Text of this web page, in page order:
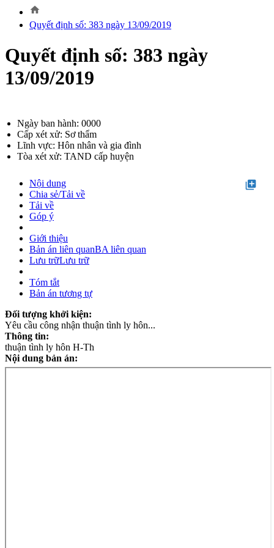
home
Quyết định số: 383 ngày 13/09/2019
Quyết định số: 383 ngày
13/09/2019
Ngày ban hành: 0000
Cấp xét xử: Sơ thẩm
Lĩnh vực: Hôn nhân và gia đình
Tòa xét xử: TAND cấp huyện
library_add
Nội dung
Chia sẻ/Tải về
Tải về
Góp ý
Giới thiệu
Bản án liên quanBA liên quan
Lưu trữLưu trữ
Tóm tắt
Bản án tương tự
Đối tượng khởi kiện:
Yêu cầu công nhận thuận tình ly hôn...
Thông tin:
thuận tình ly hôn H-Th
Nội dung bản án: